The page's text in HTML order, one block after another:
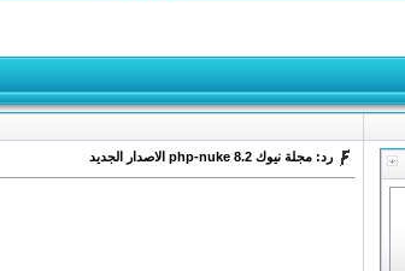
رد: مجلة نيوك php-nuke 8.2 الاصدار الجديد